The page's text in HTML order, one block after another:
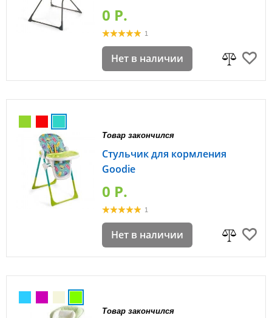
0 P.
1
Нет в наличии
Товар закончился
Стульчик для кормления
Goodie
0 P.
1
Нет в наличии
Товар закончился